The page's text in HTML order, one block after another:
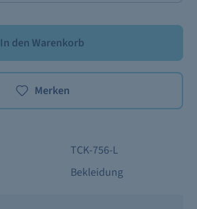
In den Warenkorb
Merken
TCK-756-L
Bekleidung